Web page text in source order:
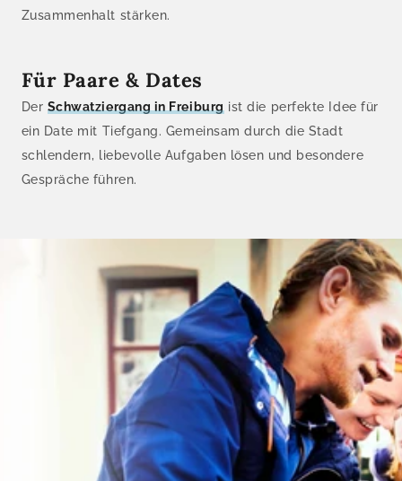
Zusammenhalt stärken.
Für Paare & Dates
Der Schwatziergang in Freiburg ist die perfekte Idee für
ein Date mit Tiefgang. Gemeinsam durch die Stadt
schlendern, liebevolle Aufgaben lösen und besondere
Gespräche führen.